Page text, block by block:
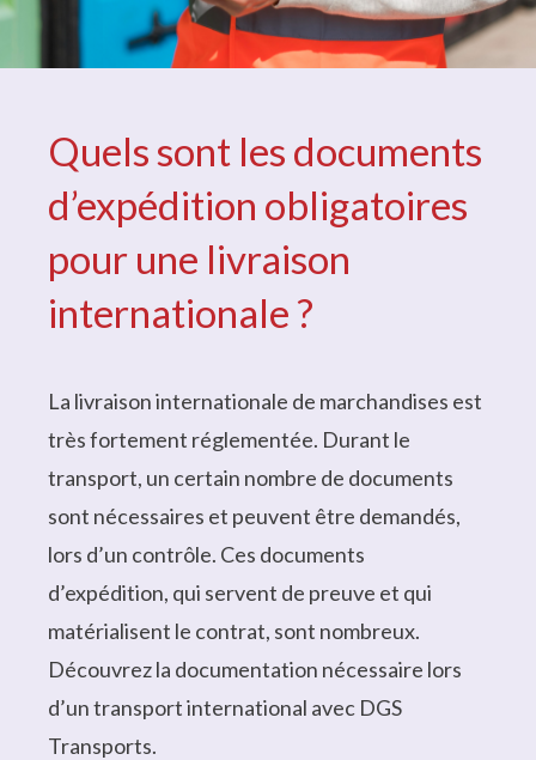
Quels sont les documents
d’expédition obligatoires
pour une livraison
internationale ?
La livraison internationale de marchandises est
très fortement réglementée. Durant le
transport, un certain nombre de documents
sont nécessaires et peuvent être demandés,
lors d’un contrôle. Ces documents
d’expédition, qui servent de preuve et qui
matérialisent le contrat, sont nombreux.
Découvrez la documentation nécessaire lors
d’un transport international avec DGS
Transports.